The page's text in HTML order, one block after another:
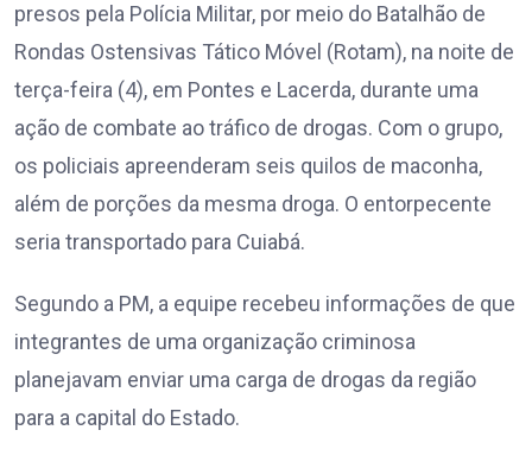
presos pela Polícia Militar, por meio do Batalhão de
Rondas Ostensivas Tático Móvel (Rotam), na noite de
terça-feira (4), em Pontes e Lacerda, durante uma
ação de combate ao tráfico de drogas. Com o grupo,
os policiais apreenderam seis quilos de maconha,
além de porções da mesma droga. O entorpecente
seria transportado para Cuiabá.
Segundo a PM, a equipe recebeu informações de que
integrantes de uma organização criminosa
planejavam enviar uma carga de drogas da região
para a capital do Estado.